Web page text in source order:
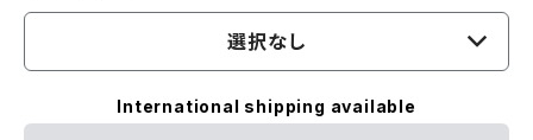
選択なし
International shipping available